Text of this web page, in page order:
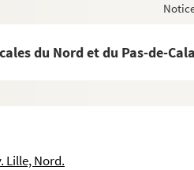
du Nord et du Pas-de-
Lille, Nord.